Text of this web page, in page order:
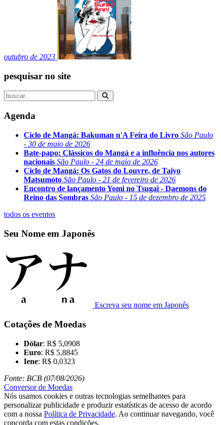
outubro de 2023
pesquisar no site
Agenda
Ciclo de Mangá: Bakuman n'A Feira do Livro São Paulo
- 30 de maio de 2026
Bate-papo: Clássicos do Mangá e a influência nos autores
nacionais São Paulo - 24 de maio de 2026
Ciclo de Mangá: Os Gatos do Louvre, de Taiyo
Matsumoto São Paulo - 21 de fevereiro de 2026
Encontro de lançamento Yomi no Tsugai - Daemons do
Reino das Sombras São Paulo - 15 de dezembro de 2025
todos os eventos
Seu Nome em Japonês
Escreva seu nome em Japonês
Cotações de Moedas
Dólar: R$ 5,0908
Euro: R$ 5,8845
Iene: R$ 0,0323
Fonte: BCB (07/08/2026)
Conversor de Moedas
Nós usamos cookies e outras tecnologias semelhantes para
personalizar publicidade e produzir estatísticas de acesso de acordo
com a nossa Política de Privacidade. Ao continuar navegando, você
concorda com estas condições.